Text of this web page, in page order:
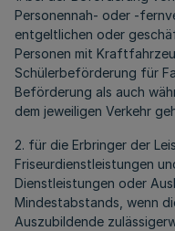
Personennah- oder -
entgeltlichen oder
Personen mit
Schülerbeförderung für
Beförderung als auch
dem jeweiligen Verkehr
2. für die Erbringer der
Friseurdienstleistungen
Dienstleistungen oder
Mindestabstands, wenn
Auszubildende